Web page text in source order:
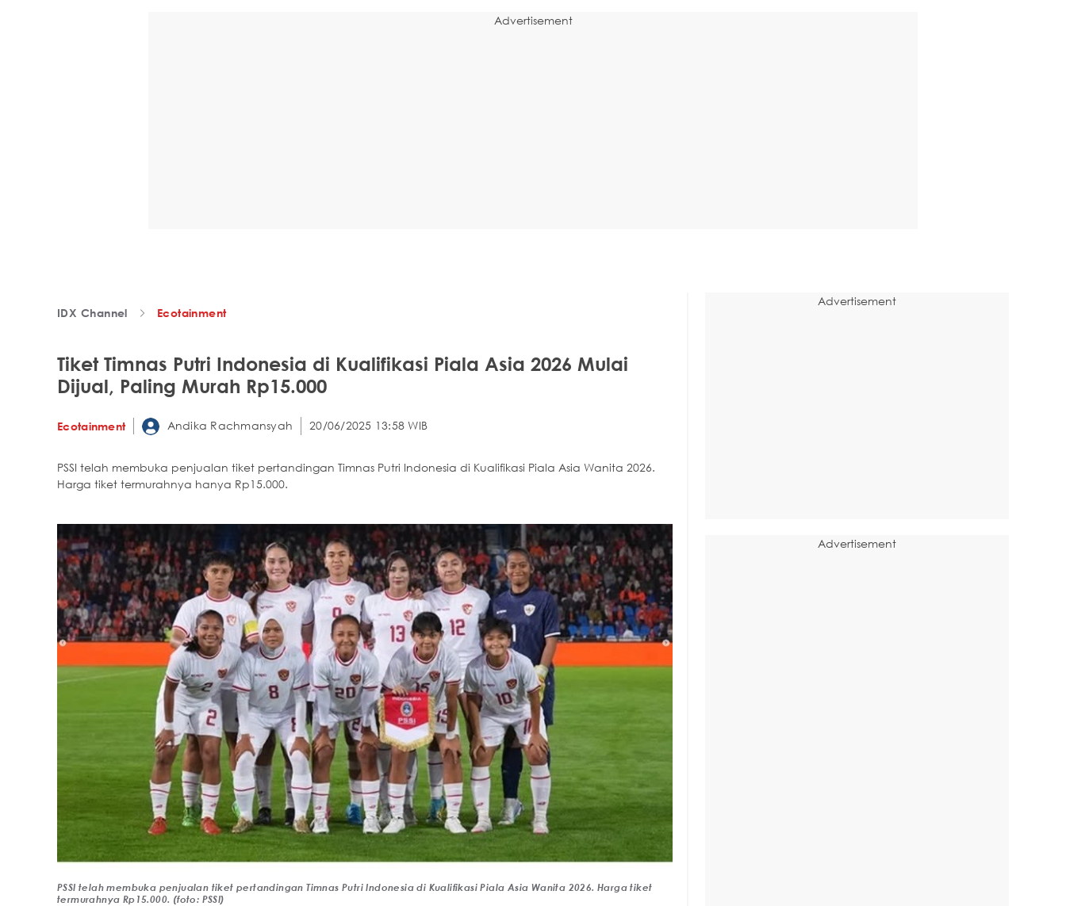
Advertisement
IDX Channel Ecotainment
Tiket Timnas Putri Indonesia di Kualifikasi Piala Asia 2026 Mulai
Dijual, Paling Murah Rp15.000
Ecotainment Andika Rachmansyah 20/06/2025 13:58 WIB
PSSI telah membuka penjualan tiket pertandingan Timnas Putri Indonesia di Kualifikasi Piala Asia Wanita 2026.
Harga tiket termurahnya hanya Rp15.000.
PSSI telah membuka penjualan tiket pertandingan Timnas Putri Indonesia di Kualifikasi Piala Asia Wanita 2026. Harga tiket
termurahnya Rp15.000. (foto: PSSI)
Advertisement
Advertisement